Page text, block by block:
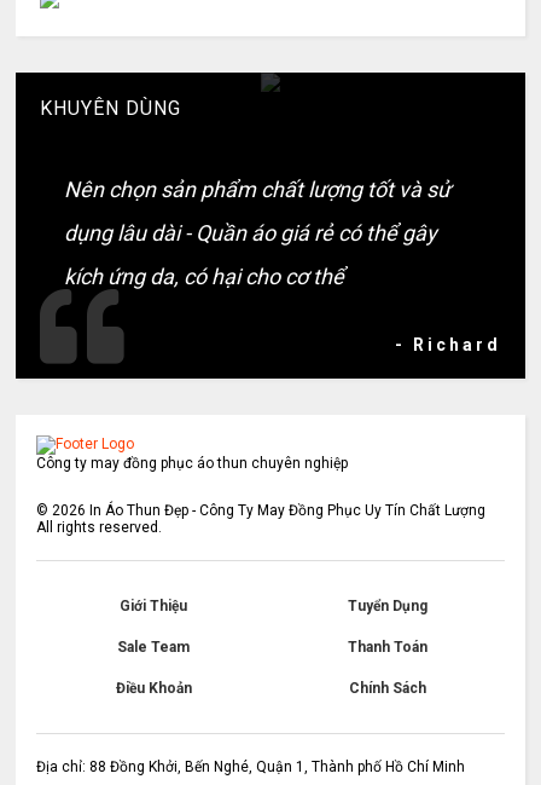
KHUYÊN DÙNG
Nên chọn sản phẩm chất lượng tốt và sử
dụng lâu dài - Quần áo giá rẻ có thể gây
kích ứng da, có hại cho cơ thể
- Richard
Công ty may đồng phục áo thun chuyên nghiệp
© 2026 In Áo Thun Đẹp - Công Ty May Đồng Phục Uy Tín Chất Lượng
All rights reserved.
Giới Thiệu Tuyển Dụng
Sale Team Thanh Toán
Điều Khoản Chính Sách
Địa chỉ: 88 Đồng Khởi, Bến Nghé, Quận 1, Thành phố Hồ Chí Minh